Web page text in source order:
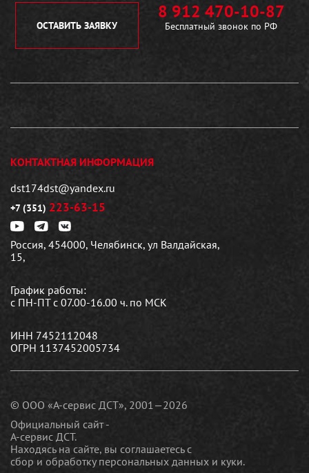
ОСТАВИТЬ ЗАЯВКУ
8 912 470-10-87
Бесплатный звонок по РФ
КОНТАКТНАЯ ИНФОРМАЦИЯ
dst174dst@yandex.ru
+7 (351) 223-63-15
Россия, 454000, Челябинск, ул Валдайская,
15,
График работы:
с ПН-ПТ с 07.00-16.00 ч. по МСК
ИНН 7452112048
ОГРН 1137452005734
© ООО «А-сервис ДСТ», 2001—2026
Официальный сайт -
А-сервис ДСТ.
Находясь на сайте, вы соглашаетесь c
сбор и обработку персональных данных и куки.